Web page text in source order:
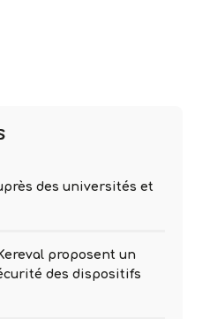
des universités et
proposent un
des dispositifs